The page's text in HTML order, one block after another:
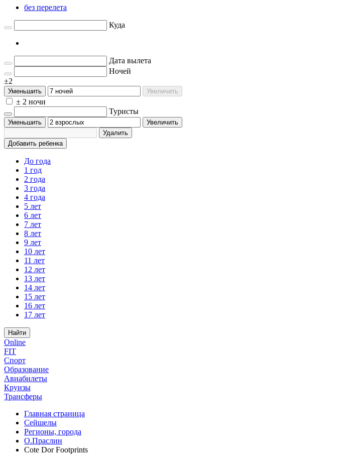
без перелета
Куда
Дата вылета
Ночей
±2
Уменьшить Увеличить
± 2 ночи
Туристы
Уменьшить
Увеличить
Удалить
Добавить ребенка
До года
1 год
2 года
3 года
4 года
5 лет
6 лет
7 лет
8 лет
9 лет
10 лет
11 лет
12 лет
13 лет
14 лет
15 лет
16 лет
17 лет
Найти
Online
FIT
Спорт
Образование
Авиабилеты
Круизы
Трансферы
Главная страница
Сейшелы
Регионы, города
О.Праслин
Cote Dor Footprints